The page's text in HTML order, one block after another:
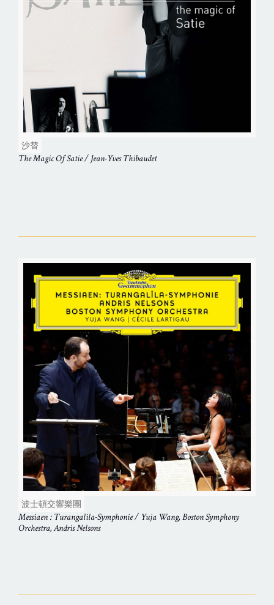
沙替
The Magic Of Satie / Jean-Yves Thibaudet
波士頓交響樂團
Messiaen : Turangalila-Symphonie / Yuja Wang, Boston Symphony
Orchestra, Andris Nelsons